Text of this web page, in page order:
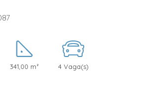
341,00 m² 4 Vaga(s)